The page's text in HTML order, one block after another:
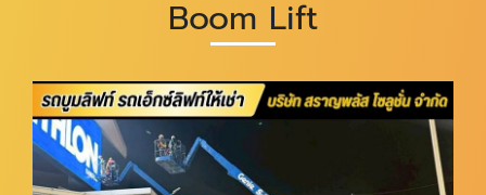
Boom Lift